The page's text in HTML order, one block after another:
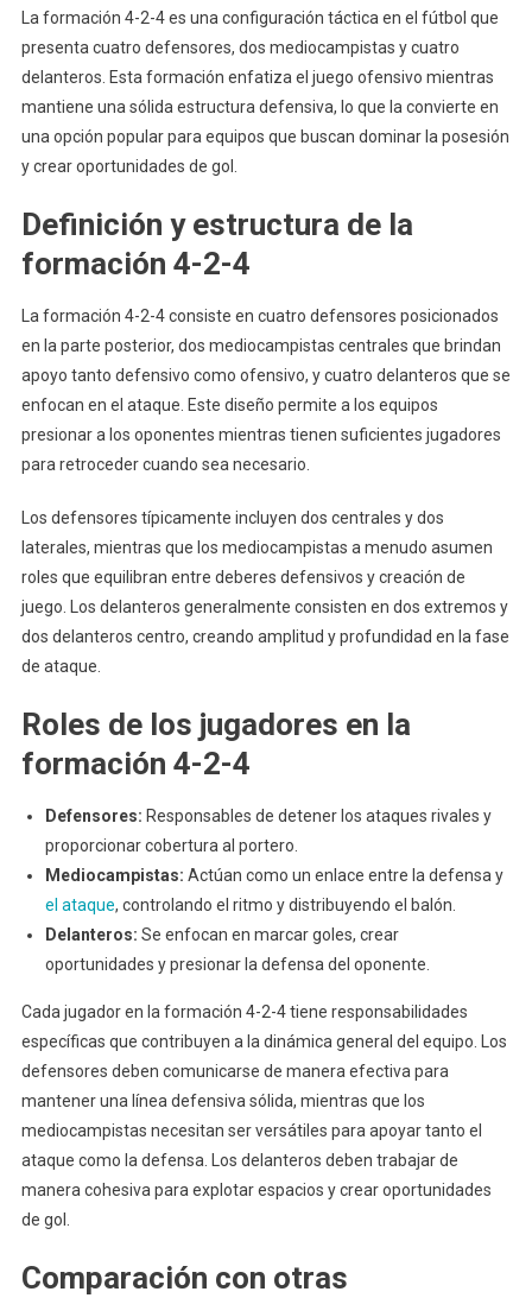
La formación 4-2-4 es una configuración táctica en el fútbol que
presenta cuatro defensores, dos mediocampistas y cuatro
delanteros. Esta formación enfatiza el juego ofensivo mientras
mantiene una sólida estructura defensiva, lo que la convierte en
una opción popular para equipos que buscan dominar la posesión
y crear oportunidades de gol.
Definición y estructura de la
formación 4-2-4
La formación 4-2-4 consiste en cuatro defensores posicionados
en la parte posterior, dos mediocampistas centrales que brindan
apoyo tanto defensivo como ofensivo, y cuatro delanteros que se
enfocan en el ataque. Este diseño permite a los equipos
presionar a los oponentes mientras tienen suficientes jugadores
para retroceder cuando sea necesario.
Los defensores típicamente incluyen dos centrales y dos
laterales, mientras que los mediocampistas a menudo asumen
roles que equilibran entre deberes defensivos y creación de
juego. Los delanteros generalmente consisten en dos extremos y
dos delanteros centro, creando amplitud y profundidad en la fase
de ataque.
Roles de los jugadores en la
formación 4-2-4
Defensores: Responsables de detener los ataques rivales y
proporcionar cobertura al portero.
Mediocampistas: Actúan como un enlace entre la defensa y
el ataque, controlando el ritmo y distribuyendo el balón.
Delanteros: Se enfocan en marcar goles, crear
oportunidades y presionar la defensa del oponente.
Cada jugador en la formación 4-2-4 tiene responsabilidades
específicas que contribuyen a la dinámica general del equipo. Los
defensores deben comunicarse de manera efectiva para
mantener una línea defensiva sólida, mientras que los
mediocampistas necesitan ser versátiles para apoyar tanto el
ataque como la defensa. Los delanteros deben trabajar de
manera cohesiva para explotar espacios y crear oportunidades
de gol.
Comparación con otras